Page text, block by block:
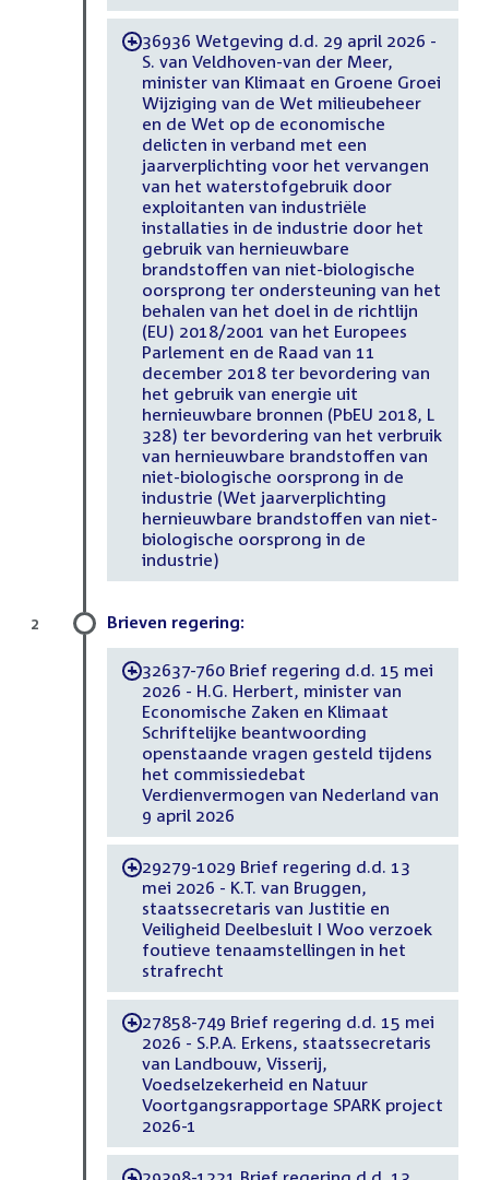
-36936 Wetgeving d.d. 29 april 2026 -
S. van Veldhoven-van der Meer,
minister van Klimaat en Groene Groei
Wijziging van de Wet milieubeheer
en de Wet op de economische
delicten in verband met een
jaarverplichting voor het vervangen
van het waterstofgebruik door
exploitanten van industriële
installaties in de industrie door het
gebruik van hernieuwbare
brandstoffen van niet-biologische
oorsprong ter ondersteuning van het
behalen van het doel in de richtlijn
(EU) 2018/2001 van het Europees
Parlement en de Raad van 11
december 2018 ter bevordering van
het gebruik van energie uit
hernieuwbare bronnen (PbEU 2018, L
328) ter bevordering van het verbruik
van hernieuwbare brandstoffen van
niet-biologische oorsprong in de
industrie (Wet jaarverplichting
hernieuwbare brandstoffen van niet-
biologische oorsprong in de
industrie)
Brieven regering:
-32637-760 Brief regering d.d. 15 mei
2026 - H.G. Herbert, minister van
Economische Zaken en Klimaat
Schriftelijke beantwoording
openstaande vragen gesteld tijdens
het commissiedebat
Verdienvermogen van Nederland van
9 april 2026
-29279-1029 Brief regering d.d. 13
mei 2026 - K.T. van Bruggen,
staatssecretaris van Justitie en
Veiligheid Deelbesluit I Woo verzoek
foutieve tenaamstellingen in het
strafrecht
-27858-749 Brief regering d.d. 15 mei
2026 - S.P.A. Erkens, staatssecretaris
van Landbouw, Visserij,
Voedselzekerheid en Natuur
Voortgangsrapportage SPARK project
2026-1
2